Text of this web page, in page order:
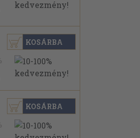
KOSÁRBA
KOSÁRBA